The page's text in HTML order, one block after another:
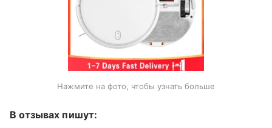
Нажмите на фото, чтобы узнать больше
В отзывах пишут: